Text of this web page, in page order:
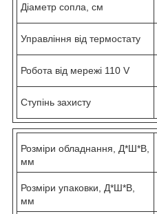
Діаметр сопла, см
Управління від термостату
Робота від мережі 110 V
Ступінь захисту
Розміри обладнання, Д*Ш*В,
мм
Розміри упаковки, Д*Ш*В,
мм